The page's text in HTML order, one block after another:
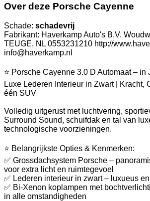
Over deze Porsche Cayenne
Schade: schadevrij
Fabrikant: Haverkamp Auto's B.V.
TEUGE, NL 0553231210 http://
info@haverkamp.nl
⭐ Porsche Cayenne 3.0 D Automaat – in
Luxe Lederen Interieur in Zwart | Kracht,
één SUV
Volledig uitgerust met luchtvering,
Surround Sound, schuifdak en tal van
technologische voorzieningen.
⭐ Belangrijkste Opties & Kenmerken:
✅ Grossdachsystem Porsche –
voor extra licht en ruimtegevoel
✅ Lederen interieur in zwart – luxueus
✅ Bi-Xenon koplampen met
in alle omstandigheden